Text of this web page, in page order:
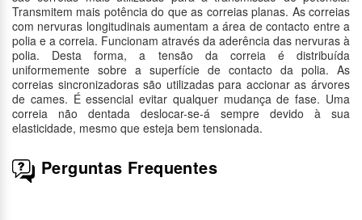
Transmitem mais potência do que as correias planas. As correias
com nervuras longitudinais aumentam a área de contacto entre a
polia e a correia. Funcionam através da aderência das nervuras à
polia. Desta forma, a tensão da correia é distribuída
uniformemente sobre a superfície de contacto da polia. As
correias sincronizadoras são utilizadas para accionar as árvores
de cames. É essencial evitar qualquer mudança de fase. Uma
correia não dentada deslocar-se-á sempre devido à sua
elasticidade, mesmo que esteja bem tensionada.
Perguntas Frequentes